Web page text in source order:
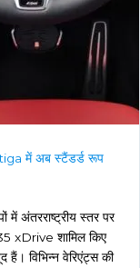
में अब स्टैंडर्ड रूप
अंतरराष्ट्रीय स्तर पर
xDrive शामिल किए
विभिन्न वेरिएंट्स की